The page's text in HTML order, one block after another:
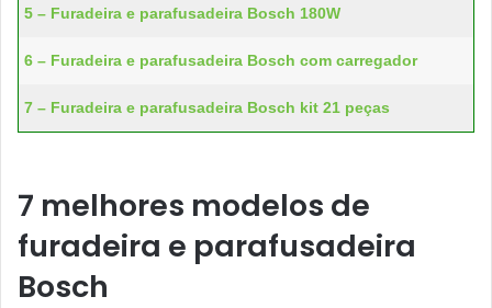
5 – Furadeira e parafusadeira Bosch 180W
6 – Furadeira e parafusadeira Bosch com carregador
7 – Furadeira e parafusadeira Bosch kit 21 peças
7 melhores modelos de
furadeira e parafusadeira
Bosch